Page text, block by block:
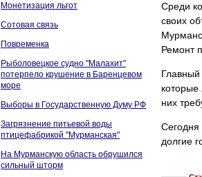
Монетизация льгот
Сотовая связь
Повременка
Рыболовецкое судно "Малахит"
потерпело крушение в Баренцевом
море
Выборы в Государственную Думу РФ
Загрязнение питьевой воды
птицефабрикой "Мурманская"
На Мурманскую область обрушился
сильный шторм
Среди
своих
Ремонт
которые
них
Сегодня
долгие